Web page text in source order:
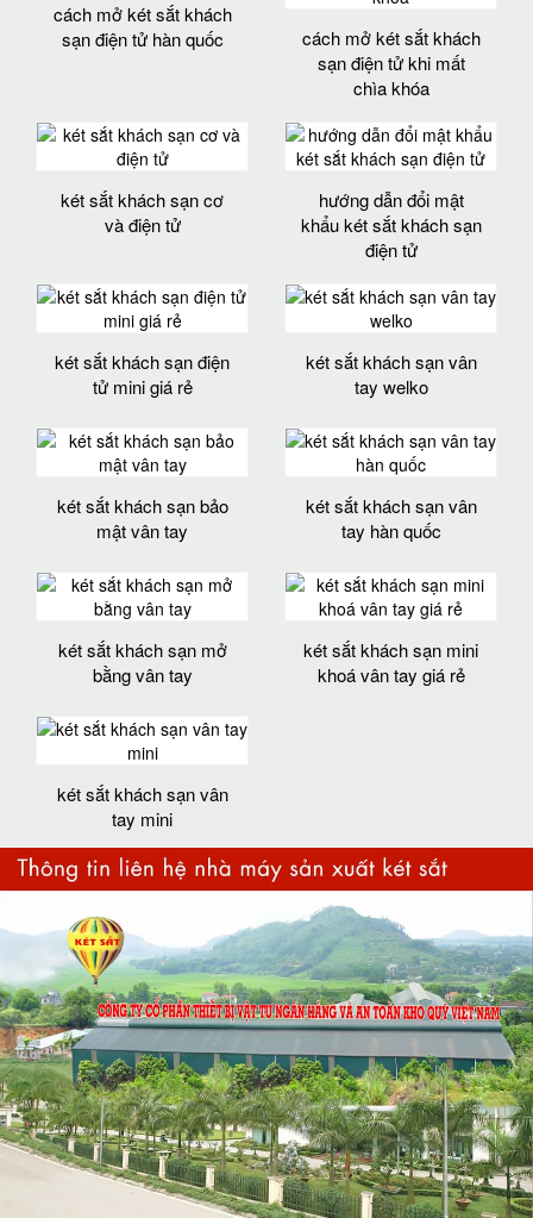
cách mở két sắt khách
sạn điện tử hàn quốc
cách mở két sắt khách
sạn điện tử khi mất
chìa khóa
két sắt khách sạn cơ
và điện tử
hướng dẫn đổi mật
khẩu két sắt khách sạn
điện tử
két sắt khách sạn điện
tử mini giá rẻ
két sắt khách sạn vân
tay welko
két sắt khách sạn bảo
mật vân tay
két sắt khách sạn vân
tay hàn quốc
két sắt khách sạn mở
bằng vân tay
két sắt khách sạn mini
khoá vân tay giá rẻ
két sắt khách sạn vân
tay mini